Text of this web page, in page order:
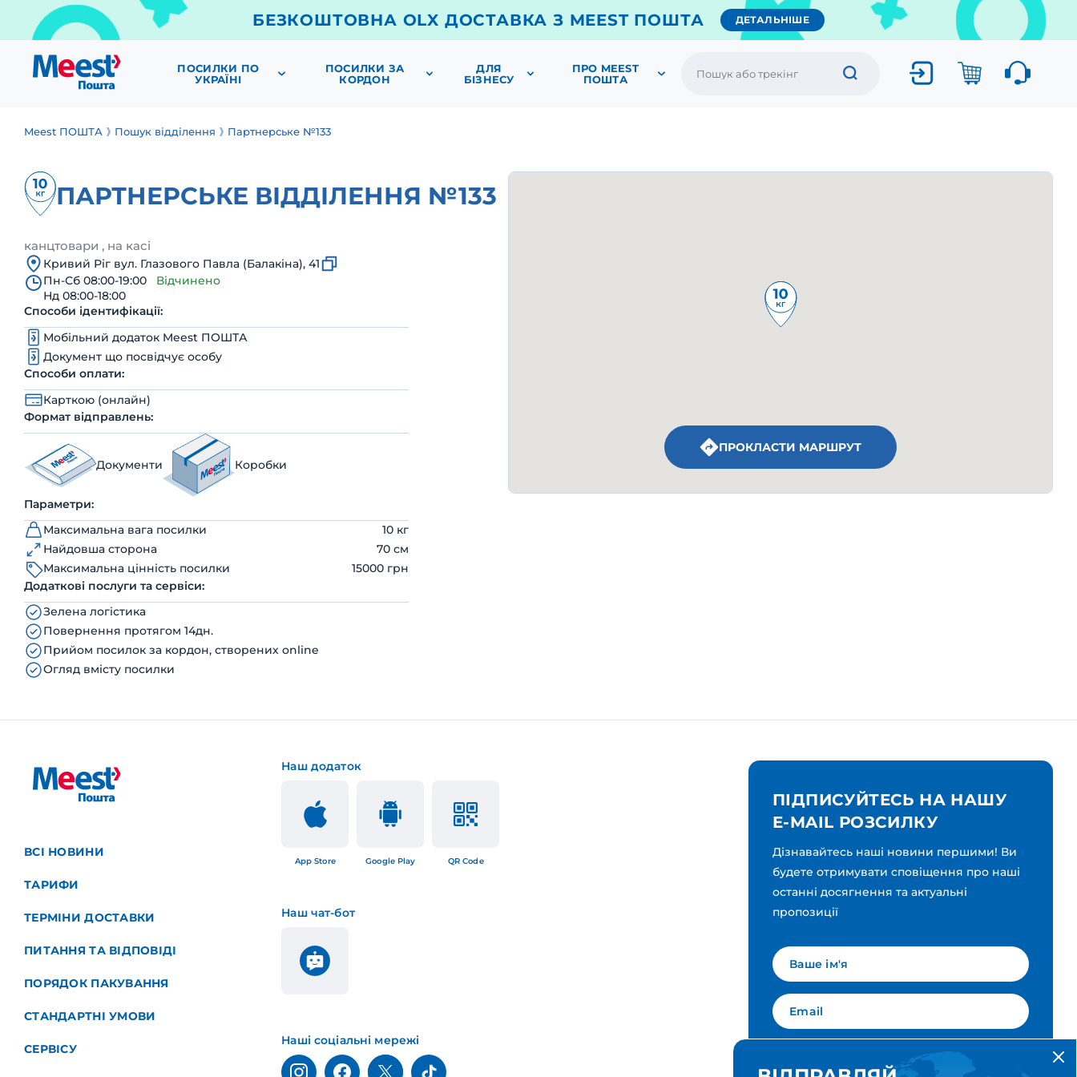
БЕЗКОШТОВНА OLX ДОСТАВКА З MEEST ПОШТА ДЕТАЛЬНІШЕ
ПОСИЛКИ ПО
УКРАЇНІ
ПОСИЛКИ ЗА
КОРДОН
ДЛЯ
БІЗНЕСУ
ПРО MEEST
ПОШТА
Meest ПОШТА Пошук відділення Партнерське №133
ПАРТНЕРСЬКЕ ВІДДІЛЕННЯ №133
канцтовари , на касі
Кривий Ріг вул. Глазового Павла (Балакіна), 41
Пн-Сб 08:00-19:00
Відчинено
Нд 08:00-18:00
Способи ідентифікації:
Мобільний додаток Meest ПОШТА
Документ що посвідчує особу
Способи оплати:
Карткою (онлайн)
Формат відправлень:
Документи Коробки
Параметри:
Максимальна вага посилки
10 кг
Найдовша сторона
70 см
Максимальна цінність посилки
15000 грн
Додаткові послуги та сервіси:
Зелена логістика
Повернення протягом 14дн.
Прийом посилок за кордон, створених online
Огляд вмісту посилки
ПРОКЛАСТИ МАРШРУТ
ВСІ НОВИНИ
ТАРИФИ
ТЕРМІНИ ДОСТАВКИ
ПИТАННЯ ТА ВІДПОВІДІ
ПОРЯДОК ПАКУВАННЯ
СТАНДАРТНІ УМОВИ
СЕРВІСУ
Наш додаток
App Store Google Play QR Code
Наш чат-бот
Наші соціальні мережі
ПІДПИСУЙТЕСЬ НА НАШУ
E-MAIL РОЗСИЛКУ
Дізнавайтесь наші новини першими! Ви
будете отримувати сповіщення про наші
останні досягнення та актуальні
пропозиції
Мова для вашої розсилки Українська